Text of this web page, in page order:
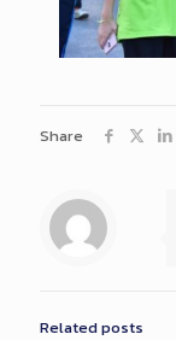
Share
Related posts